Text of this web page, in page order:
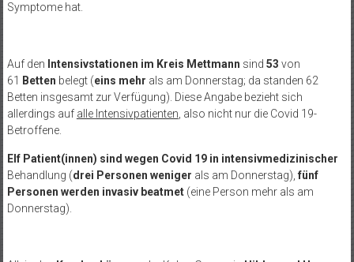
Symptome hat.
Auf den Intensivstationen im Kreis Mettmann sind 53 von
61
Betten belegt (eins mehr als am Donnerstag; da standen 62
Betten insgesamt zur Verfügung). Diese Angabe bezieht sich
allerdings auf alle Intensivpatienten , also nicht nur die Covid 19-
Betroffene.
Elf Patient(innen) sind wegen Covid 19 in intensivmedizinischer
Behandlung (drei Personen weniger als am Donnerstag), fünf
Personen werden invasiv beatmet (eine Person mehr als am
Donnerstag).